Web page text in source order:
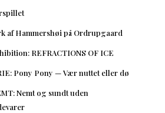
af Hammershøi på Ordrupgaard
REFRACTIONS OF ICE
Pony Pony — Vær nuttet eller dø
Nemt og sundt uden